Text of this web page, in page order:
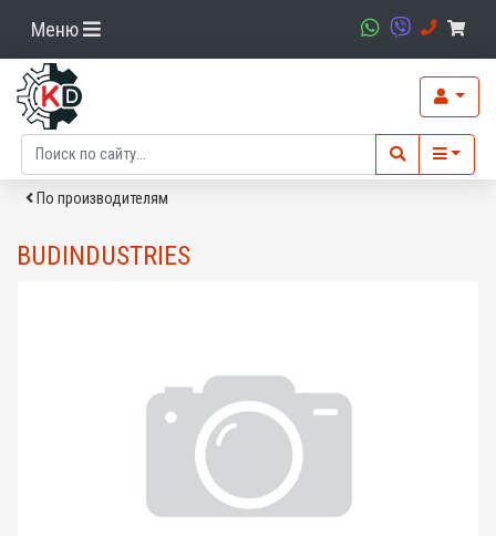
Меню
По производителям
BUDINDUSTRIES